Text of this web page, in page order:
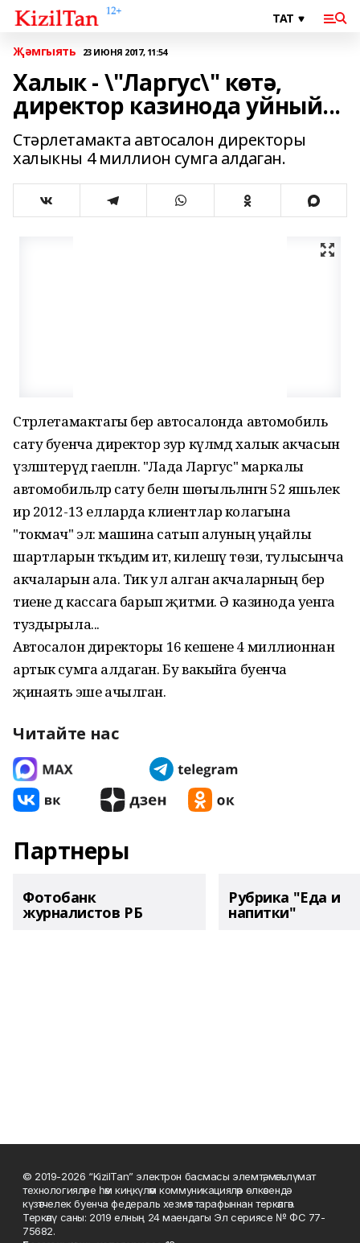
Җәмгыять 23 ИЮНЯ 2017, 11:54
Халык - \"Ларгус\" көтә,
директор казинода уйный...
Стәрлетамакта автосалон директоры
халыкны 4 миллион сумга алдаган.
Стәрлетамактагы бер автосалонда автомобиль
сату буенча директор зур күләмдә халык акчасын
үзләштерүдә гаепләнә. "Лада Ларгус" маркалы
автомобильләр сату белән шөгыльләнгән 52 яшьлек
ир 2012-13 елларда клиентлар колагына
"токмач" элә: машина сатып алуның уңайлы
шартларын тәкъдим итә, килешү төзи, тулысынча
акчаларын ала. Тик ул алган акчаларның бер
тиене дә кассага барып җитми. Ә казинода уенга
туздырыла...
Автосалон директоры 16 кешене 4 миллионнан
артык сумга алдаган. Бу вакыйга буенча
җинаять эше ачылган.
Читайте нас
Партнеры
Фотобанк
журналистов РБ
Рубрика "Еда и
напитки"
© 2019-2026 “KizilTan” электрон басмасы элемтә, мәгълүмат
технологияләре һәм киңкүләм коммуникацияләр өлкәсендә
күзәтчелек буенча федераль хезмәт тарафыннан теркәлгән.
Теркәлү саны: 2019 елның 24 маендагы Эл сериясе № ФС 77-
75682.